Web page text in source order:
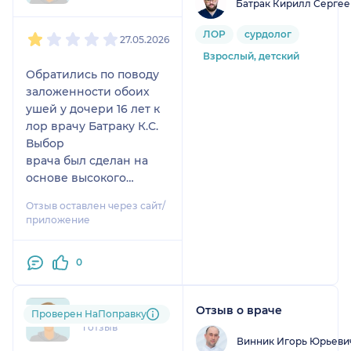
27.05.2026
Обратились по поводу
заложенности обоих
ушей у дочери 16 лет к
лор врачу Батраку К.С.
Выбор
врача был сделан на
основе высокого
[название стороннего
ресурса удалено
Осмотр произошёл
после чего была
произведена
манипуляция по
Отзыв оставлен через сайт/
приложение
0
Батрак Кирилл
ЛОР
сурдолог
Взрослый, детский
vik....@....ru
1 отзыв
Проверен НаПоправку Отзыв о враче
Винник Игорь